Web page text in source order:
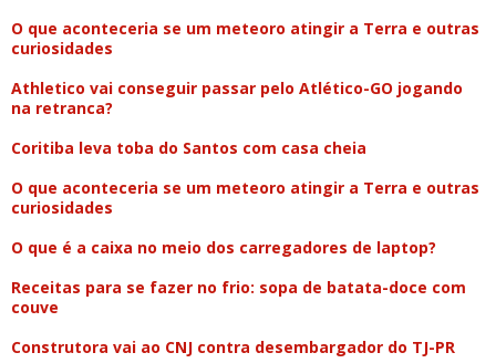
O que aconteceria se um meteoro atingir a Terra e outras
curiosidades
Athletico vai conseguir passar pelo Atlético-GO jogando
na retranca?
Coritiba leva toba do Santos com casa cheia
O que aconteceria se um meteoro atingir a Terra e outras
curiosidades
O que é a caixa no meio dos carregadores de laptop?
Receitas para se fazer no frio: sopa de batata-doce com
couve
Construtora vai ao CNJ contra desembargador do TJ-PR